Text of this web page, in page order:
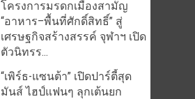
โครงการมรดกเมืองสามัญ
“อาหาร–พื้นที่ศักดิ์สิทธิ์” สู่
เศรษฐกิจสร้างสรรค์ จุฬาฯ เปิด
ตัวนิทรร...
“เพิร์ธ-แซนต้า” เปิดปาร์ตี้สุด
มันส์ ไฮป์แฟนๆ ลุกเต้นยก